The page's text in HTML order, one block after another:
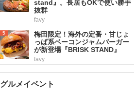
stand』。長居もOKで使い勝手
抜群
favy
5
梅田限定！海外の定番・甘じょ
っぱ系ベーコンジャムバーガー
が新登場『BRISK STAND』
favy
グルメイベント